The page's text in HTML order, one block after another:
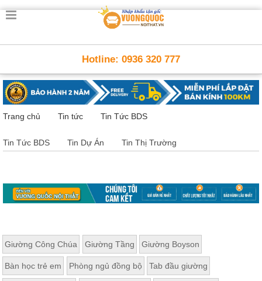
Trang
Thông
Minh
Nội
thông
Nội
Em
Giường
sách
Nội
Thất
Hotline: 0936 320 777
Trang chủ Tin tức Tin Tức BDS
Tin Tức BDS Tin Dự Án Tin Thị Trường
Giường Công Chúa Giường Tầng Giường Boyson
Bàn học trẻ em Phòng ngủ đồng bộ Tab đầu giường